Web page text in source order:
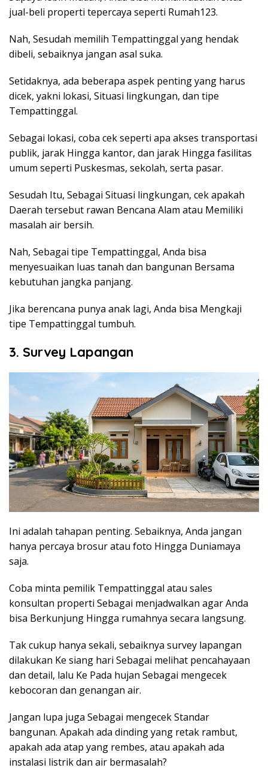
jual-beli properti tepercaya seperti Rumah123.
Nah, Sesudah memilih Tempattinggal yang hendak
dibeli, sebaiknya jangan asal suka.
Setidaknya, ada beberapa aspek penting yang harus
dicek, yakni lokasi, Situasi lingkungan, dan tipe
Tempattinggal.
Sebagai lokasi, coba cek seperti apa akses transportasi
publik, jarak Hingga kantor, dan jarak Hingga fasilitas
umum seperti Puskesmas, sekolah, serta pasar.
Sesudah Itu, Sebagai Situasi lingkungan, cek apakah
Daerah tersebut rawan Bencana Alam atau Memiliki
masalah air bersih.
Nah, Sebagai tipe Tempattinggal, Anda bisa
menyesuaikan luas tanah dan bangunan Bersama
kebutuhan jangka panjang.
Jika berencana punya anak lagi, Anda bisa Mengkaji
tipe Tempattinggal tumbuh.
3. Survey Lapangan
Ini adalah tahapan penting. Sebaiknya, Anda jangan
hanya percaya brosur atau foto Hingga Duniamaya
saja.
Coba minta pemilik Tempattinggal atau sales
konsultan properti Sebagai menjadwalkan agar Anda
bisa Berkunjung Hingga rumahnya secara langsung.
Tak cukup hanya sekali, sebaiknya survey lapangan
dilakukan Ke siang hari Sebagai melihat pencahayaan
dan detail, lalu Ke Pada hujan Sebagai mengecek
kebocoran dan genangan air.
Jangan lupa juga Sebagai mengecek Standar
bangunan. Apakah ada dinding yang retak rambut,
apakah ada atap yang rembes, atau apakah ada
instalasi listrik dan air bermasalah?